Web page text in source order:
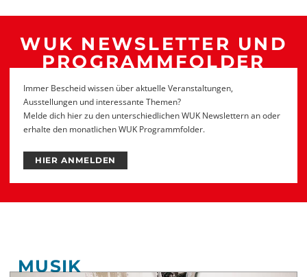
WUK NEWSLETTER UND
PROGRAMMFOLDER
Immer Bescheid wissen über aktuelle Veranstaltungen,
Ausstellungen und interessante Themen?
Melde dich hier zu den unterschiedlichen WUK Newslettern an oder
erhalte den monatlichen WUK Programmfolder.
HIER ANMELDEN
MUSIK